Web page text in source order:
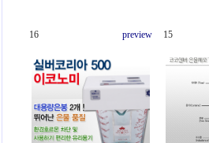
16 preview 15